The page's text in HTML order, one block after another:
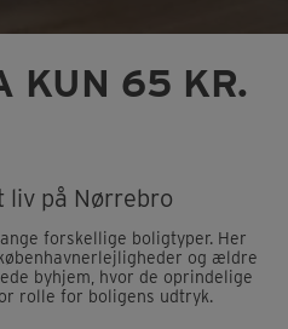
KUN 65 KR.
liv på Nørrebro
forskellige boligtyper. Her
og ældre
byhjem, hvor de oprindelige
rolle for boligens udtryk.